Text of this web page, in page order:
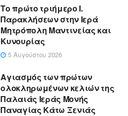
Το πρώτο τριήμερο Ι.
Παρακλήσεων στην Ιερά
Μητρόπολη Μαντινείας και
Κυνουρίας
5 Αυγούστου 2026
Αγιασμός των πρώτων
ολοκληρωμένων κελιών της
Παλαιάς Ιεράς Μονής
Παναγίας Κάτω Ξενιάς